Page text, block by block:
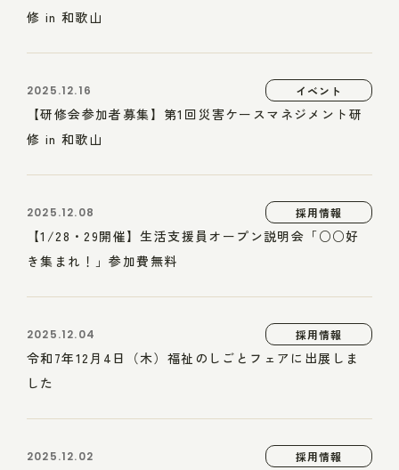
修 in 和歌山
2025.12.16 イベント
【研修会参加者募集】第1回災害ケースマネジメント研
修 in 和歌山
2025.12.08 採用情報
【1/28・29開催】生活支援員オープン説明会「○○好
き集まれ！」参加費無料
2025.12.04 採用情報
令和7年12月4日（木）福祉のしごとフェアに出展しま
した
2025.12.02 採用情報